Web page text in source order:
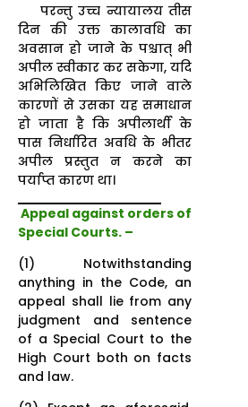
परन्तु उच्च न्यायालय तीस
दिन की उक्त कालावधि का
अवसान हो जाने के पश्चात् भी
अपील स्वीकार कर सकेगा, यदि
अभिलिखित किए जाने वाले
कारणों से उसका यह समाधान
हो जाता है कि अपीलार्थी के
पास निर्धारित अवधि के भीतर
अपील प्रस्तुत न करने का
पर्याप्त कारण था।
Appeal against orders of
Special Courts. –
(1) Notwithstanding
anything in the Code, an
appeal shall lie from any
judgment and sentence
of a Special Court to the
High Court both on facts
and law.